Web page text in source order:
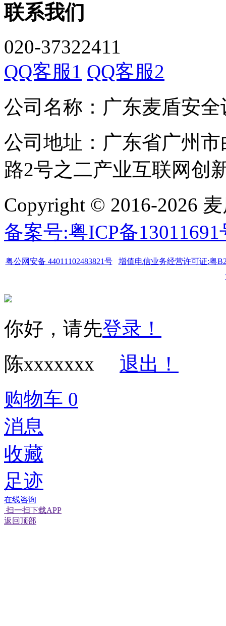
联系我们
020-37322411
QQ客服1 QQ客服2
公司名称：广东麦盾安
公司地址：广东省广州
路2号之二产业互联网创
Copyright © 2016-2026
备案号:粤ICP备13011691
粤公网安备 44011102483821号
增值电信业务经营许可证:粤
你好，请先登录！
陈xxxxxxx
退出！
购物车 0
消息
收藏
足迹
在线咨询
扫一扫下载APP
返回顶部